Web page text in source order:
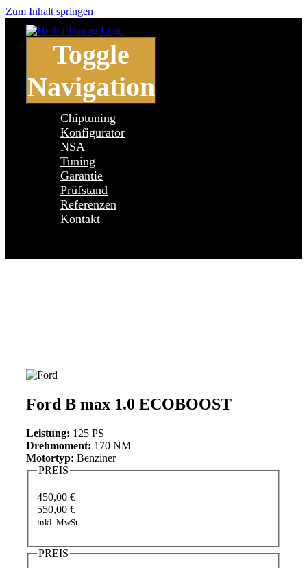
Zum Inhalt springen
Toggle
Navigation
Chiptuning
Konfigurator
NSA
Tuning
Garantie
Prüfstand
Referenzen
Kontakt
Ford B max 1.0 ECOBOOST
Leistung: 125 PS
Drehmoment: 170 NM
Motortyp: Benziner
PREIS
450,00 €
550,00 €
inkl. MwSt.
PREIS